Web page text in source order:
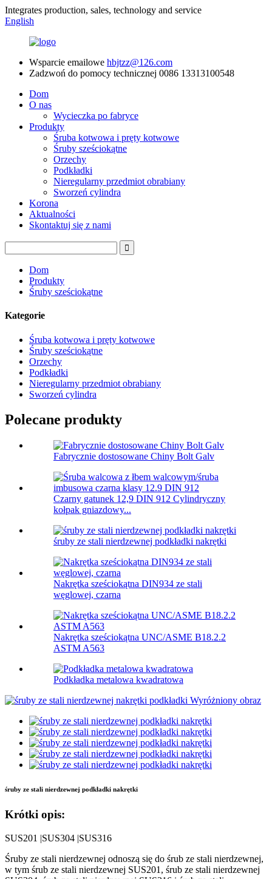
Integrates production, sales, technology and service
English
Wsparcie emailowe hbjtzz@126.com
Zadzwoń do pomocy technicznej 0086 13313100548
Dom
O nas
Wycieczka po fabryce
Produkty
Śruba kotwowa i pręty kotwowe
Śruby sześciokątne
Orzechy
Podkładki
Nieregularny przedmiot obrabiany
Sworzeń cylindra
Korona
Aktualności
Skontaktuj się z nami
Dom
Produkty
Śruby sześciokątne
Kategorie
Śruba kotwowa i pręty kotwowe
Śruby sześciokątne
Orzechy
Podkładki
Nieregularny przedmiot obrabiany
Sworzeń cylindra
Polecane produkty
Fabrycznie dostosowane Chiny Bolt Galv
Czarny gatunek 12,9 DIN 912 Cylindryczny
kołpak gniazdowy...
śruby ze stali nierdzewnej podkładki nakrętki
Nakrętka sześciokątna DIN934 ze stali
węglowej, czarna
Nakrętka sześciokątna UNC/ASME B18.2.2
ASTM A563
Podkładka metalowa kwadratowa
śruby ze stali nierdzewnej podkładki nakrętki
Krótki opis:
SUS201 |SUS304 |SUS316
Śruby ze stali nierdzewnej odnoszą się do śrub ze stali nierdzewnej,
w tym śrub ze stali nierdzewnej SUS201, śrub ze stali nierdzewnej